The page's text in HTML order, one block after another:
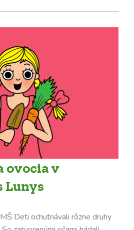
ovocia v
Lunys
Deti ochutnávali rôzne druhy